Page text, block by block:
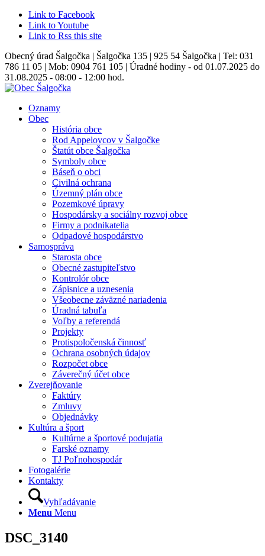
Link to Facebook
Link to Youtube
Link to Rss this site
Obecný úrad Šalgočka | Šalgočka 135 | 925 54 Šalgočka | Tel: 031
786 11 05 | Mob: 0904 761 105 | Úradné hodiny - od 01.07.2025 do
31.08.2025 - 08:00 - 12:00 hod.
Oznamy
Obec
História obce
Rod Appelovcov v Šalgočke
Štatút obce Šalgočka
Symboly obce
Báseň o obci
Civilná ochrana
Územný plán obce
Pozemkové úpravy
Hospodársky a sociálny rozvoj obce
Firmy a podnikatelia
Odpadové hospodárstvo
Samospráva
Starosta obce
Obecné zastupiteľstvo
Kontrolór obce
Zápisnice a uznesenia
Všeobecne záväzné nariadenia
Úradná tabuľa
Voľby a referendá
Projekty
Protispoločenská činnosť
Ochrana osobných údajov
Rozpočet obce
Záverečný účet obce
Zverejňovanie
Faktúry
Zmluvy
Objednávky
Kultúra a šport
Kultúrne a športové podujatia
Farské oznamy
TJ Poľnohospodár
Fotogalérie
Kontakty
Vyhľadávanie
Menu Menu
DSC_3140